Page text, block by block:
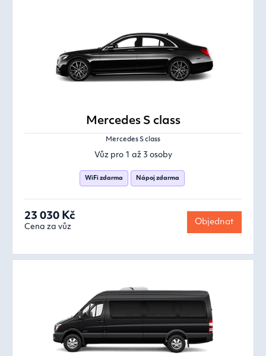
Mercedes S class
Mercedes S class
Vůz pro 1 až 3 osoby
WiFi zdarma Nápoj zdarma
23 030 Kč
Cena za vůz
Objednat